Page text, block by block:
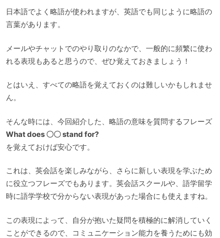
日本語でよく略語が使われますが、英語でも同じように略語の
言葉があります。
メールやチャットでのやり取りのなかで、一般的に頻繁に使わ
れる表現もあると思うので、ぜひ覚えておきましょう！
とはいえ、すべての略語を覚えておくのは難しいかもしれませ
ん。
そんな時には、今回紹介した、略語の意味を質問するフレーズ
What does 〇〇 stand for?
を覚えておけば安心です。
これは、英会話を楽しみながら、さらに新しい表現を学ぶため
に役立つフレーズでもあります。英会話スクールや、語学留学
時に語学学校で分からない表現があった場合にも使えますね。
この表現によって、自分が抱いた疑問を積極的に解消していく
ことができるので、コミュニケーション能力を養うためにも効